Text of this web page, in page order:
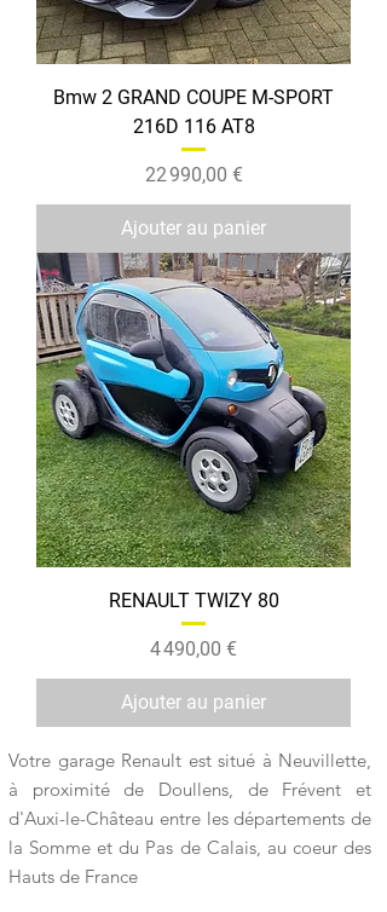
Bmw 2 GRAND COUPE M-SPORT
216D 116 AT8
Prix
22 990,00 €
Ajouter au panier
RENAULT TWIZY 80
Prix
4 490,00 €
Ajouter au panier
Votre garage Renault est situé à Neuvillette,
à proximité de Doullens, de Frévent et
d'Auxi-le-Château entre les départements de
la Somme et du Pas de Calais, au coeur des
Hauts de France